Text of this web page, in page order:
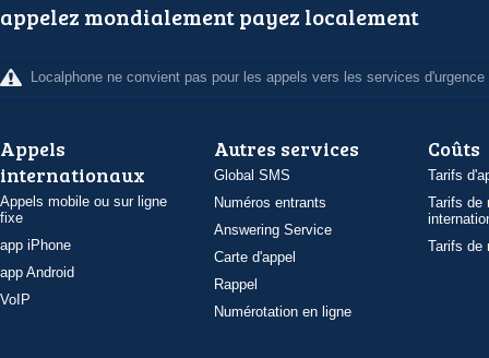
appelez mondialement payez localement
Localphone ne convient pas pour les appels vers les services d'urgence
Appels
internationaux
Appels mobile ou sur ligne
fixe
app iPhone
app Android
VoIP
Autres services
Global SMS
Numéros entrants
Answering Service
Carte d'appel
Rappel
Numérotation en ligne
Coûts
Tarifs
Tarifs de
Tarifs de